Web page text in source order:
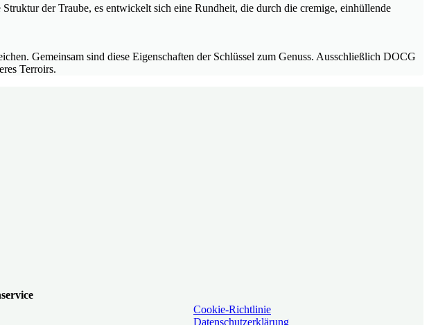
der Traube, es entwickelt sich eine Rundheit, die durch die cremige, einhüllende
Gemeinsam sind diese Eigenschaften der Schlüssel zum Genuss. Ausschließlich DOCG
Terroirs.
Cookie-Richtlinie
Datenschutzerklärung